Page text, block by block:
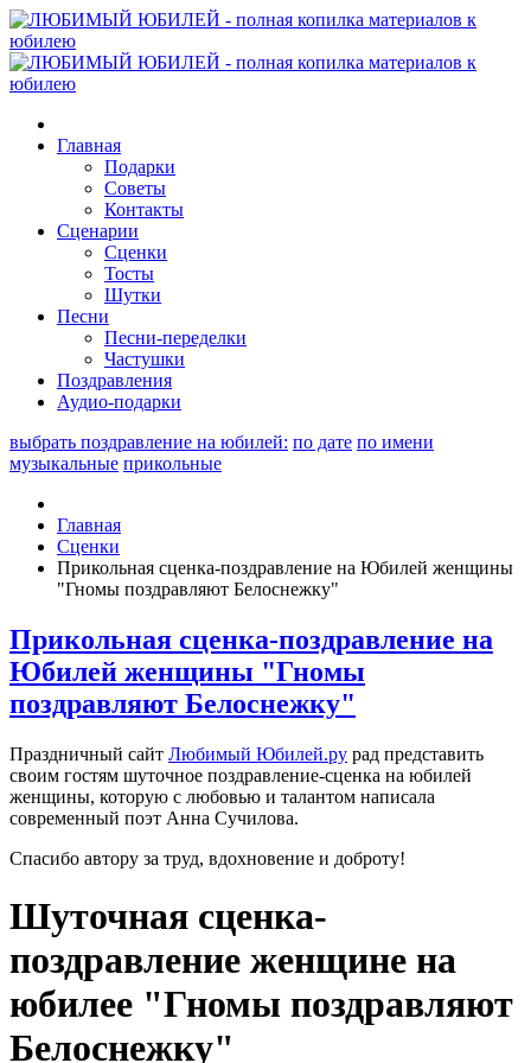
Главная
Подарки
Советы
Контакты
Сценарии
Сценки
Тосты
Шутки
Песни
Песни-переделки
Частушки
Поздравления
Аудио-подарки
выбрать поздравление на юбилей: по дате по имени
музыкальные прикольные
Главная
Сценки
Прикольная сценка-поздравление на Юбилей женщины
"Гномы поздравляют Белоснежку"
Прикольная сценка-поздравление на
Юбилей женщины "Гномы
поздравляют Белоснежку"
Праздничный сайт Любимый Юбилей.ру рад представить
своим гостям шуточное поздравление-сценка на юбилей
женщины, которую с любовью и талантом написала
современный поэт Анна Сучилова.
Спасибо автору за труд, вдохновение и доброту!
Шуточная сценка-
поздравление женщине на
юбилее "Гномы поздравляют
Белоснежку"